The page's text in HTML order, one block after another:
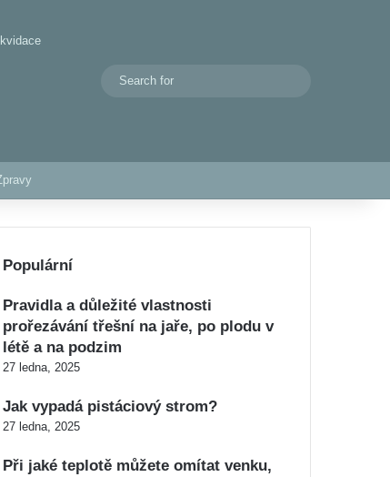
Switch skin
Populární
Pravidla a důležité vlastnosti
prořezávání třešní na jaře, po plodu v
létě a na podzim
27 ledna, 2025
Jak vypadá pistáciový strom?
27 ledna, 2025
Při jaké teplotě můžete omítat venku,